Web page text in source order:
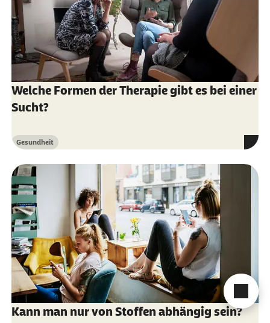
Welche Formen der Therapie gibt es bei einer
Sucht?
Kategorie
Gesundheit
Kann man nur von Stoffen abhängig sein?